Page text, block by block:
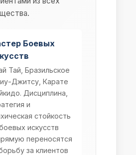
Боевых
Тай, Бразильское
Джитсу, Карате
Дисциплина,
и
стойкость
искусств
переносятся
за клиентов